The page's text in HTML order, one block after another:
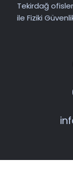
Tekirdağ
ile Fiziki